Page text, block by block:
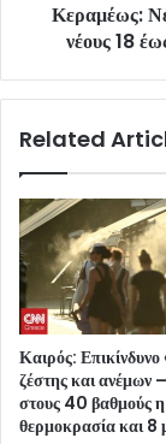
Κεραμέως:
νέους 18
Related
Καιρός: Επικίνδυνο
ζέστης και ανέμων
στους 40 βαθμούς η
θερμοκρασία και 8